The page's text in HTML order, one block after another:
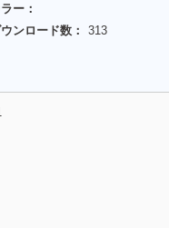
ー：
ンロード数：
313